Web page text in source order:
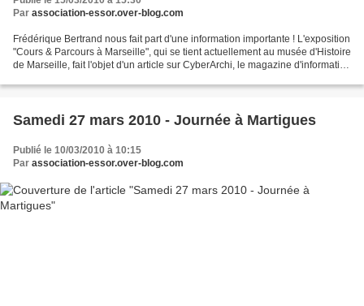
Par association-essor.over-blog.com
Frédérique Bertrand nous fait part d'une information importante ! L'exposition
"Cours & Parcours à Marseille", qui se tient actuellement au musée d'Histoire
de Marseille, fait l'objet d'un article sur CyberArchi, le magazine d'information
Samedi 27 mars 2010 - Journée à Martigues
Publié le 10/03/2010 à 10:15
Par association-essor.over-blog.com